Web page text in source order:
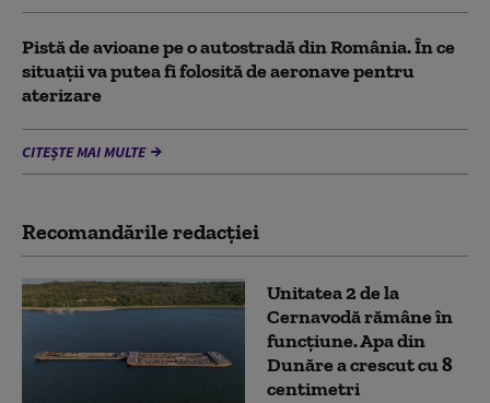
Pistă de avioane pe o autostradă din România. În ce
situații va putea fi folosită de aeronave pentru
aterizare
CITEȘTE MAI MULTE
Recomandările redacţiei
Unitatea 2 de la
Cernavodă rămâne în
funcțiune. Apa din
Dunăre a crescut cu 8
centimetri